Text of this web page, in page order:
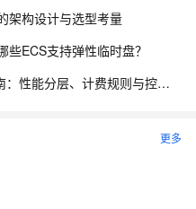
架构设计与选型考量
ECS支持弹性临时盘？
阿里云 ESSD AutoPL 云盘完整指南：性能分层、计费规则与控制台操作
更多